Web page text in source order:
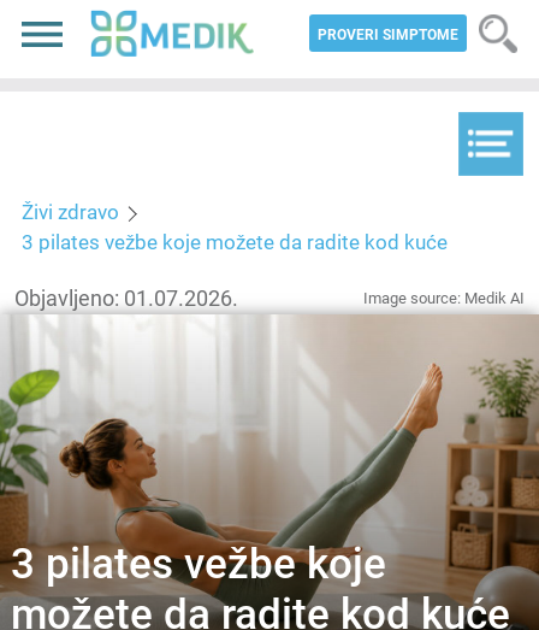
PROVERI SIMPTOME
Živi zdravo
3 pilates vežbe koje možete da radite kod kuće
Objavljeno: 01.07.2026. Image source: Medik AI
3 pilates vežbe koje
možete da radite kod kuće